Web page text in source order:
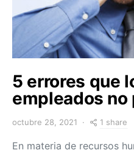
5 errores que
empleados no
octubre 28, 2021 1 share
En materia de recursos